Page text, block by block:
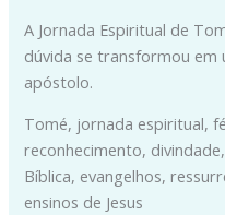
A Jornada Espiritual de
dúvida se transformou em
apóstolo.
Tomé, jornada espiritual,
reconhecimento,
Bíblica, evangelhos,
ensinos de Jesus